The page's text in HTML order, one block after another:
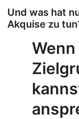
Und was hat
Akquise zu